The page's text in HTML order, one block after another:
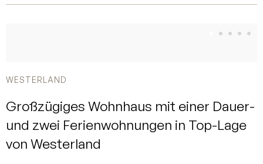
WESTERLAND
Großzügiges Wohnhaus mit einer Dauer-
und zwei Ferienwohnungen in Top-Lage
von Westerland